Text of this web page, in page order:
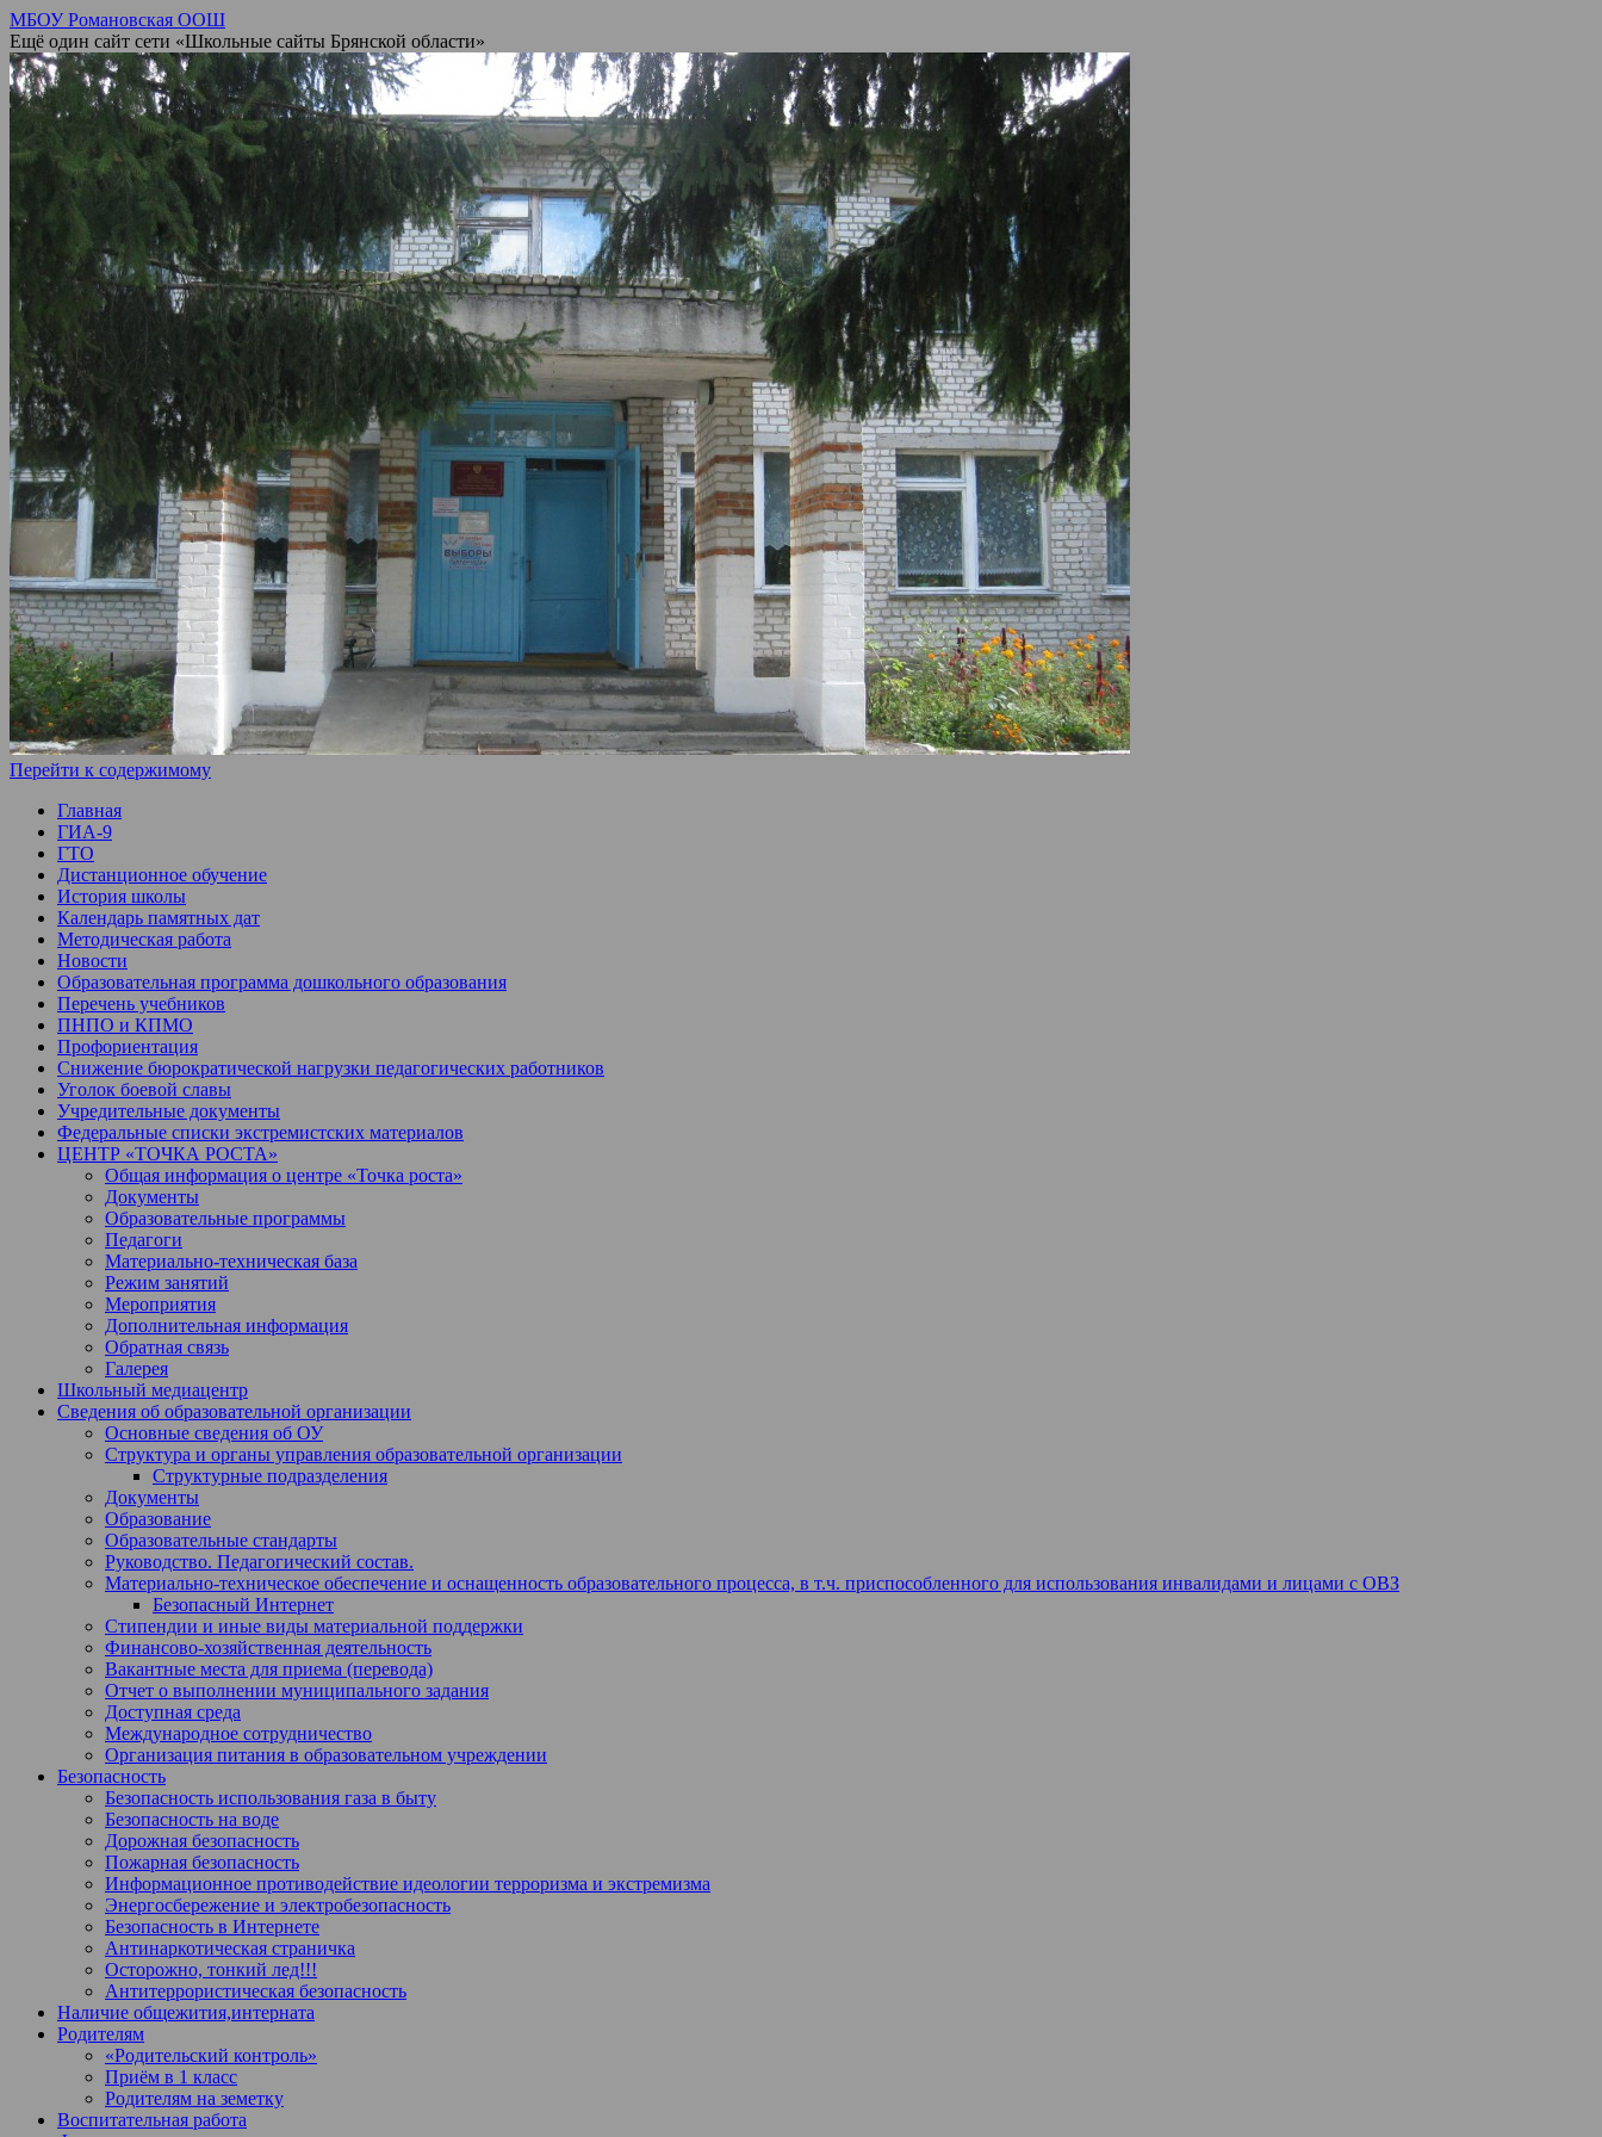
МБОУ Романовская ООШ
Ещё один сайт сети «Школьные сайты Брянской области»
Перейти к содержимому
Главная
ГИА-9
ГТО
Дистанционное обучение
История школы
Календарь памятных дат
Методическая работа
Новости
Образовательная программа дошкольного образования
Перечень учебников
ПНПО и КПМО
Профориентация
Снижение бюрократической нагрузки педагогических работников
Уголок боевой славы
Учредительные документы
Федеральные списки экстремистских материалов
ЦЕНТР «ТОЧКА РОСТА»
Общая информация о центре «Точка роста»
Документы
Образовательные программы
Педагоги
Материально-техническая база
Режим занятий
Мероприятия
Дополнительная информация
Обратная связь
Галерея
Школьный медиацентр
Сведения об образовательной организации
Основные сведения об ОУ
Структура и органы управления образовательной организации
Структурные подразделения
Документы
Образование
Образовательные стандарты
Руководство. Педагогический состав.
Материально-техническое обеспечение и оснащенность образовательного процесса, в т.ч. приспособленного для использования инвалидами и лицами с ОВЗ
Безопасный Интернет
Стипендии и иные виды материальной поддержки
Финансово-хозяйственная деятельность
Вакантные места для приема (перевода)
Отчет о выполнении муниципального задания
Доступная среда
Международное сотрудничество
Организация питания в образовательном учреждении
Безопасность
Безопасность использования газа в быту
Безопасность на воде
Дорожная безопасность
Пожарная безопасность
Информационное противодействие идеологии терроризма и экстремизма
Энергосбережение и электробезопасность
Безопасность в Интернете
Антинаркотическая страничка
Осторожно, тонкий лед!!!
Антитеррористическая безопасность
Наличие общежития,интерната
Родителям
«Родительский контроль»
Приём в 1 класс
Родителям на земетку
Воспитательная работа